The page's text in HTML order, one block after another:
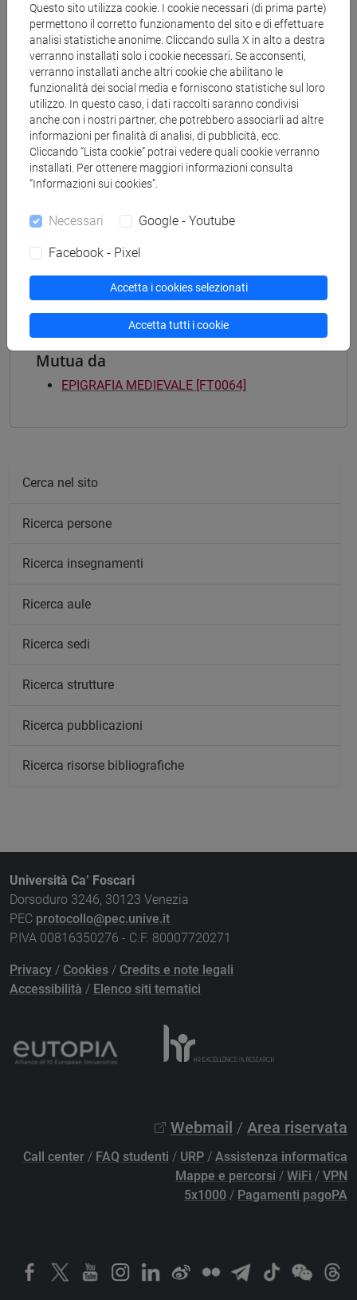
Materiali su Moodle
Corsi di studio e percorsi
[FT1] CONSERVAZIONE E GESTIONE DEI BENI
E DELLE ATTIVITÀ CULTURALI - Laurea
archeologico
scienze dell'antichità
[FT5] STORIA - Laurea
storico - mediterraneo antico e medievale
Mutua da
EPIGRAFIA MEDIEVALE [FT0064]
Cerca nel sito
Ricerca persone
Ricerca insegnamenti
Ricerca aule
Ricerca sedi
Ricerca strutture
Ricerca pubblicazioni
Ricerca risorse bibliografiche
Università Ca’ Foscari
Dorsoduro 3246, 30123 Venezia
PEC protocollo@pec.unive.it
P.IVA 00816350276 - C.F. 80007720271
Privacy / Cookies / Credits e note legali
Accessibilità / Elenco siti tematici
Webmail / Area riservata
Call center / FAQ studenti / URP / Assistenza informatica
Mappe e percorsi / WiFi / VPN
5x1000 / Pagamenti pagoPA
Questo sito utilizza cookie. I cookie necessari (di prima parte)
permettono il corretto funzionamento del sito e di effettuare
analisi statistiche anonime. Cliccando sulla X in alto a destra
verranno installati solo i cookie necessari. Se acconsenti,
verranno installati anche altri cookie che abilitano le
funzionalità dei social media e forniscono statistiche sul loro
utilizzo. In questo caso, i dati raccolti saranno condivisi
anche con i nostri partner, che potrebbero associarli ad altre
informazioni per finalità di analisi, di pubblicità, ecc.
Cliccando “Lista cookie” potrai vedere quali cookie verranno
installati. Per ottenere maggiori informazioni consulta
“Informazioni sui cookies”.
Necessari Google - Youtube
Facebook - Pixel
Accetta i cookies selezionati
Accetta tutti i cookie